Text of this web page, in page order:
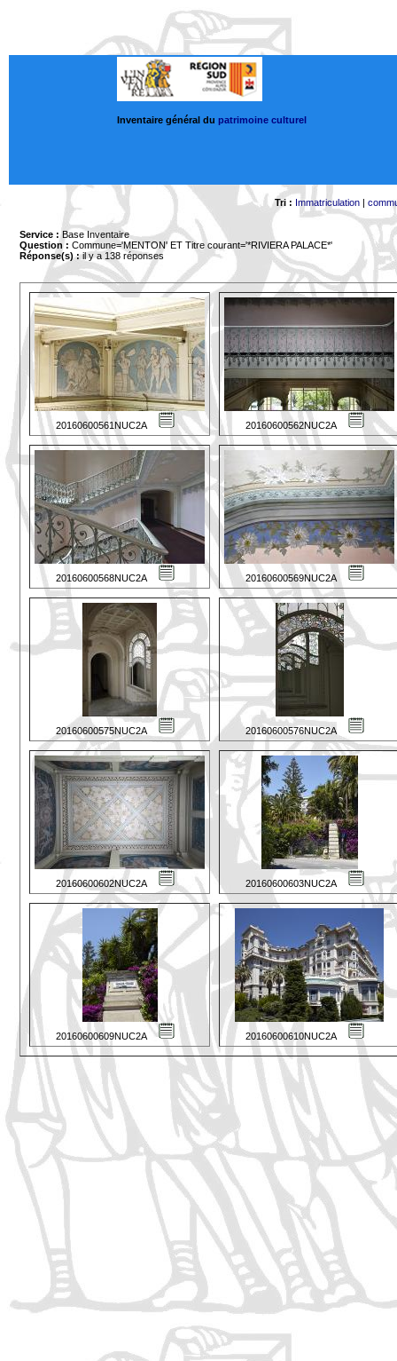
Inventaire général du patrimoine culturel
Tri : Immatriculation|
Service : Base Inventaire
Question : Commune='MENTON' ET Titre courant='*RIVIERA PALACE*'
Réponse(s) :il y a 138 réponses
20160600561NUC2A 20160600562NUC2A
20160600568NUC2A 20160600569NUC2A
20160600575NUC2A 20160600576NUC2A
20160600602NUC2A 20160600603NUC2A
20160600609NUC2A 20160600610NUC2A